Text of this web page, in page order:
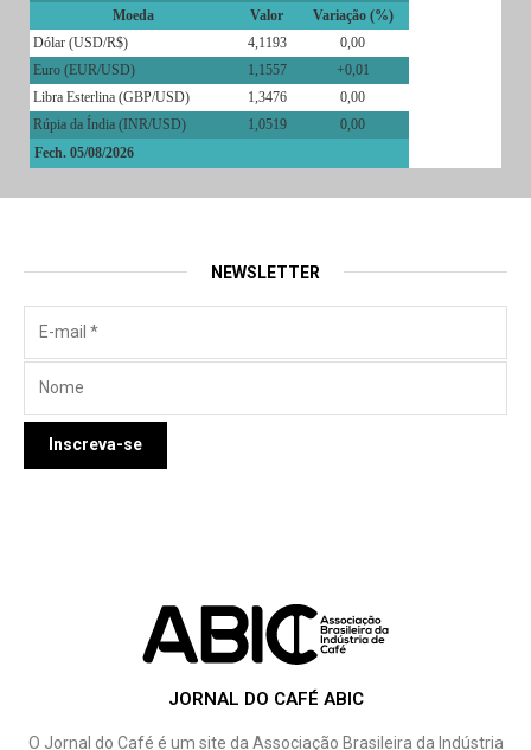
Moeda
Valor
Variação (%)
Dólar (USD/R$)
4,1193
0,00
Euro (EUR/USD)
1,1557
+0,01
Libra Esterlina (GBP/USD)
1,3476
0,00
Rúpia da Índia (INR/USD)
1,0519
0,00
Fech. 05/08/2026
NEWSLETTER
JORNAL DO CAFÉ ABIC
O Jornal do Café é um site da Associação Brasileira da Indústria